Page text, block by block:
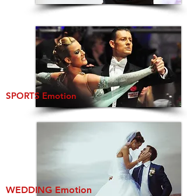
SPORTS Emotion
WEDDING Emotion